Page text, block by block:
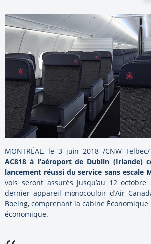
MONTRÉAL, le 3 juin 2018 /CNW
AC818 à l’aéroport de Dublin (Irlande)
lancement réussi du service sans escale
vols seront assurés jusqu’au 12
dernier appareil monocouloir d’Air
Boeing, comprenant la cabine Économique
économique.